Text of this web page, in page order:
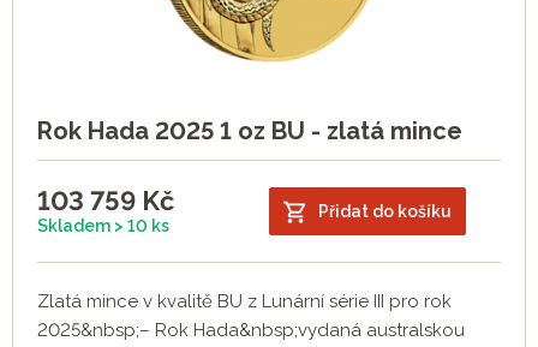
Rok Hada 2025 1 oz BU - zlatá mince
103 759 Kč
Skladem > 10 ks
Přidat do košíku
Zlatá mince v kvalitě BU z Lunární série III pro rok
2025&nbsp;– Rok Hada&nbsp;vydaná australskou